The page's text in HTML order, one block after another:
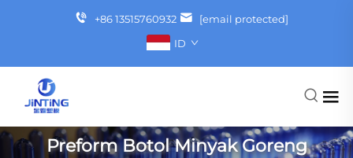
+86 13515760932
[email protected]
ID
Preform Botol Minyak Goreng